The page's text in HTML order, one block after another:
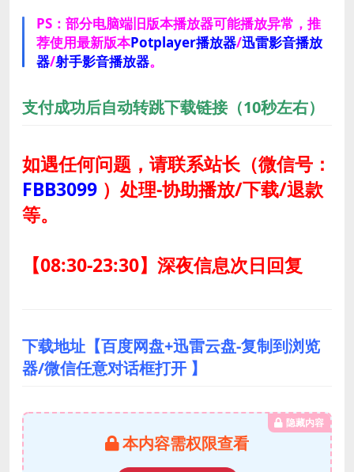
PS：部分电脑端旧版本播放器可能播放异常，推
荐使用最新版本Potplayer播放器/迅雷影音播放
器/射手影音播放器。
支付成功后自动转跳下载链接（10秒左右）
如遇任何问题，请联系站长（微信号：
FBB3099 ） 处理-协助播放/下载/退款
等。
【08:30-23:30】深夜信息次日回复
下载地址【百度网盘+迅雷云盘-复制到浏览
器/微信任意对话框打开 】
隐藏内容
本内容需权限查看